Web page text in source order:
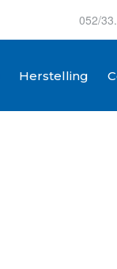
052/
Herstelling